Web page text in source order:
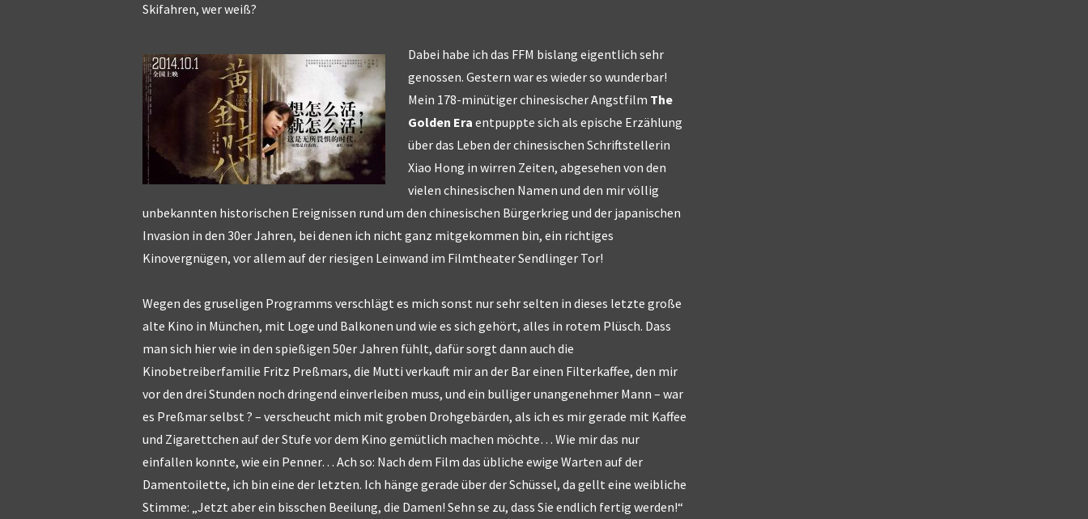
Skifahren, wer weiß?
Dabei habe ich das FFM bislang eigentlich sehr
genossen. Gestern war es wieder so wunderbar!
Mein 178-minütiger chinesischer Angstfilm The
Golden Era entpuppte sich als epische Erzählung
über das Leben der chinesischen Schriftstellerin
Xiao Hong in wirren Zeiten, abgesehen von den
vielen chinesischen Namen und den mir völlig
unbekannten historischen Ereignissen rund um den chinesischen Bürgerkrieg und der japanischen
Invasion in den 30er Jahren, bei denen ich nicht ganz mitgekommen bin, ein richtiges
Kinovergnügen, vor allem auf der riesigen Leinwand im Filmtheater Sendlinger Tor!
Wegen des gruseligen Programms verschlägt es mich sonst nur sehr selten in dieses letzte große
alte Kino in München, mit Loge und Balkonen und wie es sich gehört, alles in rotem Plüsch. Dass
man sich hier wie in den spießigen 50er Jahren fühlt, dafür sorgt dann auch die
Kinobetreiberfamilie Fritz Preßmars, die Mutti verkauft mir an der Bar einen Filterkaffee, den mir
vor den drei Stunden noch dringend einverleiben muss, und ein bulliger unangenehmer Mann – war
es Preßmar selbst ? – verscheucht mich mit groben Drohgebärden, als ich es mir gerade mit Kaffee
und Zigarettchen auf der Stufe vor dem Kino gemütlich machen möchte… Wie mir das nur
einfallen konnte, wie ein Penner… Ach so: Nach dem Film das übliche ewige Warten auf der
Damentoilette, ich bin eine der letzten. Ich hänge gerade über der Schüssel, da gellt eine weibliche
Stimme: „Jetzt aber ein bisschen Beeilung, die Damen! Sehn se zu, dass Sie endlich fertig werden!“